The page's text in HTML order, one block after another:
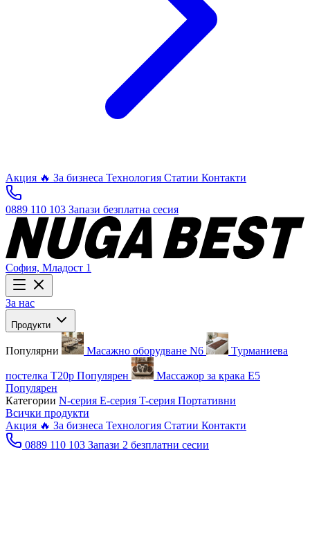
Акция 🔥 За бизнеса Технология Статии Контакти
0889 110 103 Запази безплатна сесия
София, Младост 1
За нас
Продукти
Популярни Масажно оборудване N6 Турманиева
постелка T20p Популярен
Массажор за крака E5
Популярен
Категории N-серия E-серия T-серия Портативни
Всички продукти
Акция 🔥 За бизнеса Технология Статии Контакти
0889 110 103 Запази 2 безплатни сесии